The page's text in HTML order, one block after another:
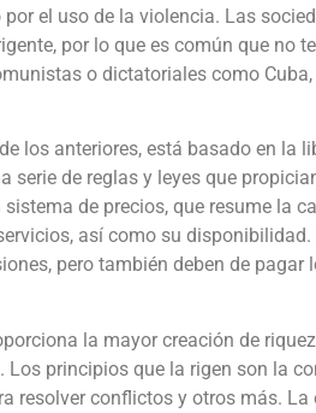
el uso de la violencia. Las
por lo que es común que no
o dictatoriales como
los anteriores, está basado en la
serie de reglas y leyes que
de precios, que resume la
así como su
pero también deben de
la mayor creación de
principios que la rigen son la
resolver conflictos y otros más.